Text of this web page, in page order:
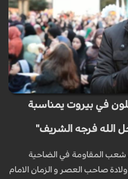
في بيروت يمناسبة
الله فرجه الشريف"
شعب المقاومة في الضاحية
ولادة صاحب العصر و الزمان الامام